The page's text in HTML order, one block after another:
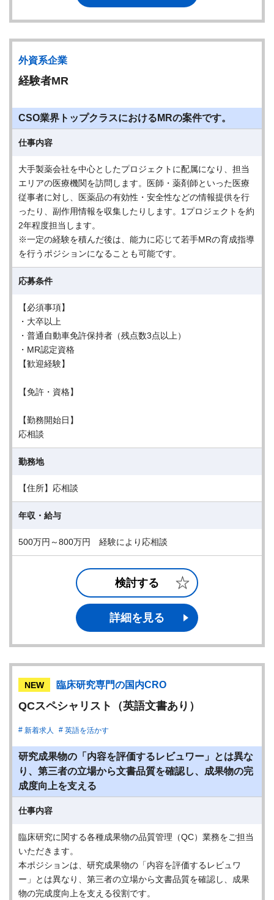
外資系企業
経験者MR
CSO業界トップクラスにおけるMRの案件です。
仕事内容
大手製薬会社を中心としたプロジェクトに配属になり、担当
エリアの医療機関を訪問します。医師・薬剤師といった医療
従事者に対し、医薬品の有効性・安全性などの情報提供を行
ったり、副作用情報を収集したりします。1プロジェクトを約
2年程度担当します。
※一定の経験を積んだ後は、能力に応じて若手MRの育成指導
を行うポジションになることも可能です。
応募条件
【必須事項】
・大卒以上
・普通自動車免許保持者（残点数3点以上）
・MR認定資格
【歓迎経験】
【免許・資格】
【勤務開始日】
応相談
勤務地
【住所】応相談
年収・給与
500万円～800万円 経験により応相談
検討する
詳細を見る
NEW 臨床研究専門の国内CRO
QCスペシャリスト（英語文書あり）
新着求人 英語を活かす
研究成果物の「内容を評価するレビュワー」とは異な
り、第三者の立場から文書品質を確認し、成果物の完
成度向上を支える
仕事内容
臨床研究に関する各種成果物の品質管理（QC）業務をご担当
いただきます。
本ポジションは、研究成果物の「内容を評価するレビュワ
ー」とは異なり、第三者の立場から文書品質を確認し、成果
物の完成度向上を支える役割です。